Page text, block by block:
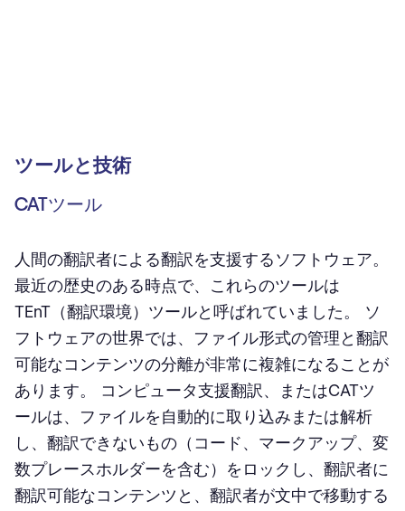
ツールと技術
CATツール
人間の翻訳者による翻訳を支援するソフトウェア。
最近の歴史のある時点で、これらのツールは
TEnT（翻訳環境）ツールと呼ばれていました。 ソ
フトウェアの世界では、ファイル形式の管理と翻訳
可能なコンテンツの分離が非常に複雑になることが
あります。 コンピュータ支援翻訳、またはCATツ
ールは、ファイルを自動的に取り込みまたは解析
し、翻訳できないもの（コード、マークアップ、変
数プレースホルダーを含む）をロックし、翻訳者に
翻訳可能なコンテンツと、翻訳者が文中で移動する